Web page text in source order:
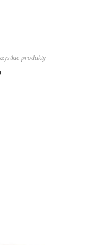
produkty